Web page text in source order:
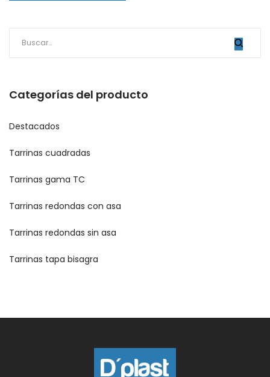
Categorías del producto
Destacados
Tarrinas cuadradas
Tarrinas gama TC
Tarrinas redondas con asa
Tarrinas redondas sin asa
Tarrinas tapa bisagra